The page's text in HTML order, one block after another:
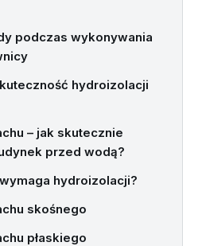
podczas wykonywania
hydroizolacji
– jak skutecznie
przed wodą?
hydroizolacji?
skośnego
płaskiego